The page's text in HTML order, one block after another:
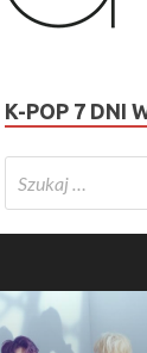
K-POP 7 DNI